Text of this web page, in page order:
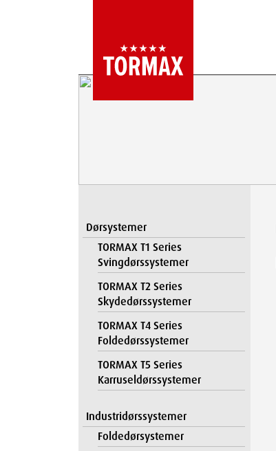
Dørsystemer
TORMAX T1 Series
Svingdørssystemer
TORMAX T2 Series
Skydedørssystemer
TORMAX T4 Series
Foldedørssystemer
TORMAX T5 Series
Karruseldørssystemer
Industridørssystemer
Foldedørsystemer